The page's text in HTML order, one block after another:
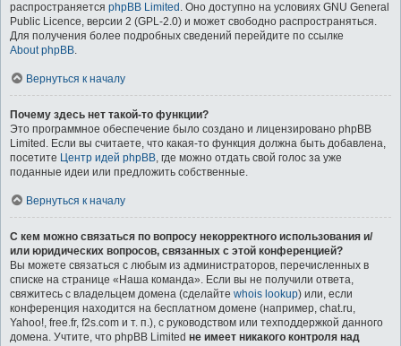
распространяется phpBB Limited . Оно доступно на условиях GNU General
Public Licence, версии 2 (GPL-2.0) и может свободно распространяться.
Для получения более подробных сведений перейдите по ссылке
About phpBB.
Вернуться к началу
Почему здесь нет такой-то функции?
Это программное обеспечение было создано и лицензировано phpBB
Limited. Если вы считаете, что какая-то функция должна быть добавлена,
посетите Центр идей phpBB, где можно отдать свой голос за уже
поданные идеи или предложить собственные.
Вернуться к началу
С кем можно связаться по вопросу некорректного использования и/
или юридических вопросов, связанных с этой конференцией?
Вы можете связаться с любым из администраторов, перечисленных в
списке на странице «Наша команда». Если вы не получили ответа,
свяжитесь с владельцем домена (сделайте whois lookup) или, если
конференция находится на бесплатном домене (например, chat.ru,
Yahoo!, free.fr, f2s.com и т. п.), с руководством или техподдержкой данного
домена. Учтите, что phpBB Limited не имеет никакого контроля над